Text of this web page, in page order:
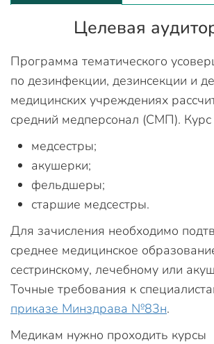
Целевая
Программа тематического
по дезинфекции, дезинсекции и
медицинских учреждениях
средний медперсонал (СМП). Курс
медсестры;
акушерки;
фельдшеры;
старшие медсестры.
Для зачисления необходимо
среднее медицинское
сестринскому, лечебному или
Точные требования к
приказе Минздрава №83н.
Медикам нужно проходить курсы